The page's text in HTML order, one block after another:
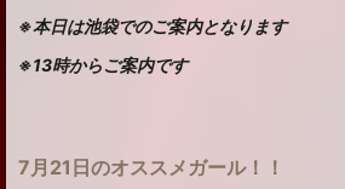
※本日は池袋でのご案内となります
※13時からご案内です
7月21日のオススメガール！！